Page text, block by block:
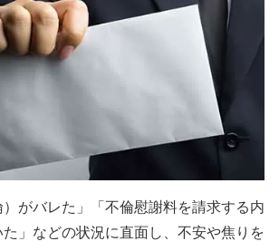
）がバレた」「不倫慰謝料を請求する内
」などの状況に直面し、不安や焦りを